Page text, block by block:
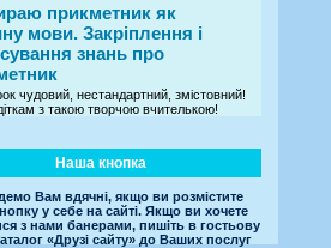
прикметник як
мови. Закріплення і
знань про
чудовий, нестандартний, змістовний!
з такою творчою вчителькою!
Наша кнопка
Вам вдячні, якщо ви розмістите
у себе на сайті. Якщо ви хочете
з нами банерами, пишіть в гостьову
«Друзі сайту» до Ваших послуг